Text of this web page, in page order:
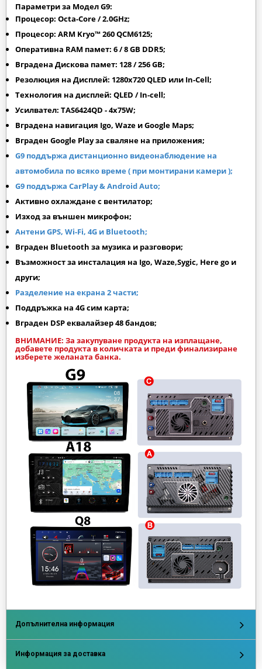
Параметри за Модел G9:
Процесор: Octa-Core / 2.0GHz;
Процесор: ARM Kryo™ 260 QCM6125;
Оперативна RAM памет: 6 / 8 GB DDR5;
Вградена Дискова памет: 128 / 256 GB;
Резолюция на Дисплей: 1280х720 QLED или In-Cell;
Технология на дисплей: QLED / In-cell;
Усилвател: TAS6424QD - 4x75W;
Вградена навигация Igo, Waze и Google Maps;
Вграден Google Playза сваляне на приложения;
G9 поддържа дистанционно видеонаблюдение на
автомобила по всяко време ( при монтирани камери );
G9 поддържа CarPlay & Android Auto;
Активно охлаждане с вентилатор;
Изход за външен микрофон;
Антени GPS, Wi-Fi, 4G и Bluetooth;
Вграден Bluetooth за музика и разговори;
Възможност за инсталация на Igo, Waze,Sygic, Here go и
други;
Разделение на екрана 2 части;
Поддръжка на 4G сим карта;
Вграден DSP еквалайзер 48 бандов;
ВНИМАНИЕ: За закупуване продукта на изплащане,
добавете продукта в количката и преди финализиране
изберете желаната банка.
Допълнителна информация
Информация за доставка